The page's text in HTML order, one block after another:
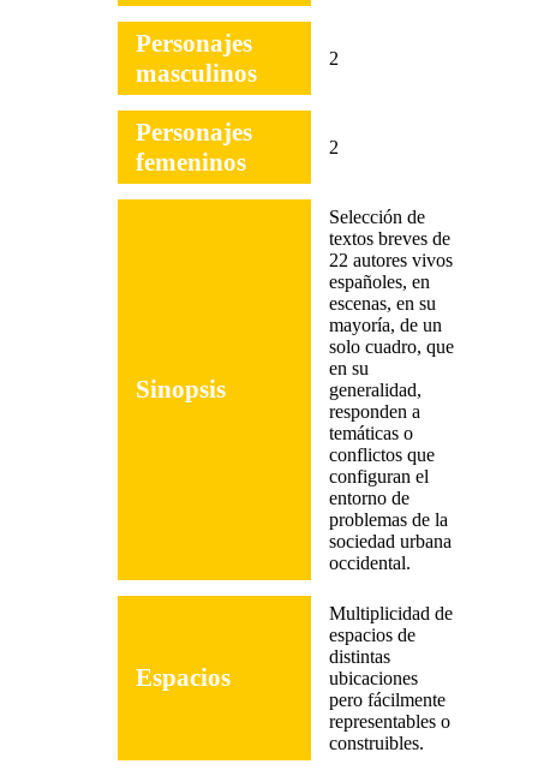
Personajes
masculinos
2
Personajes
femeninos
2
Sinopsis
Selección de
textos breves de
22 autores vivos
españoles, en
escenas, en su
mayoría, de un
solo cuadro, que
en su
generalidad,
responden a
temáticas o
conflictos que
configuran el
entorno de
problemas de la
sociedad urbana
occidental.
Espacios
Multiplicidad de
espacios de
distintas
ubicaciones
pero fácilmente
representables o
construibles.